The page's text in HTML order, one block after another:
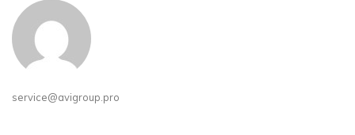
service@avigroup.pro